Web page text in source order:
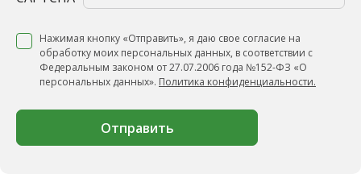
Нажимая кнопку «Отправить», я даю свое согласие на
обработку моих персональных данных, в соответствии с
Федеральным законом от 27.07.2006 года №152-ФЗ «О
персональных данных». Политика конфиденциальности.
Отправить